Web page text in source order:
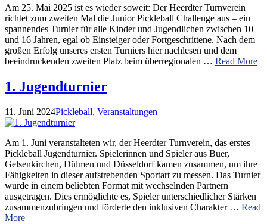
Am 25. Mai 2025 ist es wieder soweit: Der Heerdter Turnverein
richtet zum zweiten Mal die Junior Pickleball Challenge aus – ein
spannendes Turnier für alle Kinder und Jugendlichen zwischen 10
und 16 Jahren, egal ob Einsteiger oder Fortgeschrittene. Nach dem
großen Erfolg unseres ersten Turniers hier nachlesen und dem
beeindruckenden zweiten Platz beim überregionalen … Read More
1. Jugendturnier
11. Juni 2024Pickleball, Veranstaltungen
Am 1. Juni veranstalteten wir, der Heerdter Turnverein, das erstes
Pickleball Jugendturnier. Spielerinnen und Spieler aus Buer,
Gelsenkirchen, Dülmen und Düsseldorf kamen zusammen, um ihre
Fähigkeiten in dieser aufstrebenden Sportart zu messen. Das Turnier
wurde in einem beliebten Format mit wechselnden Partnern
ausgetragen. Dies ermöglichte es, Spieler unterschiedlicher Stärken
zusammenzubringen und förderte den inklusiven Charakter … Read
More